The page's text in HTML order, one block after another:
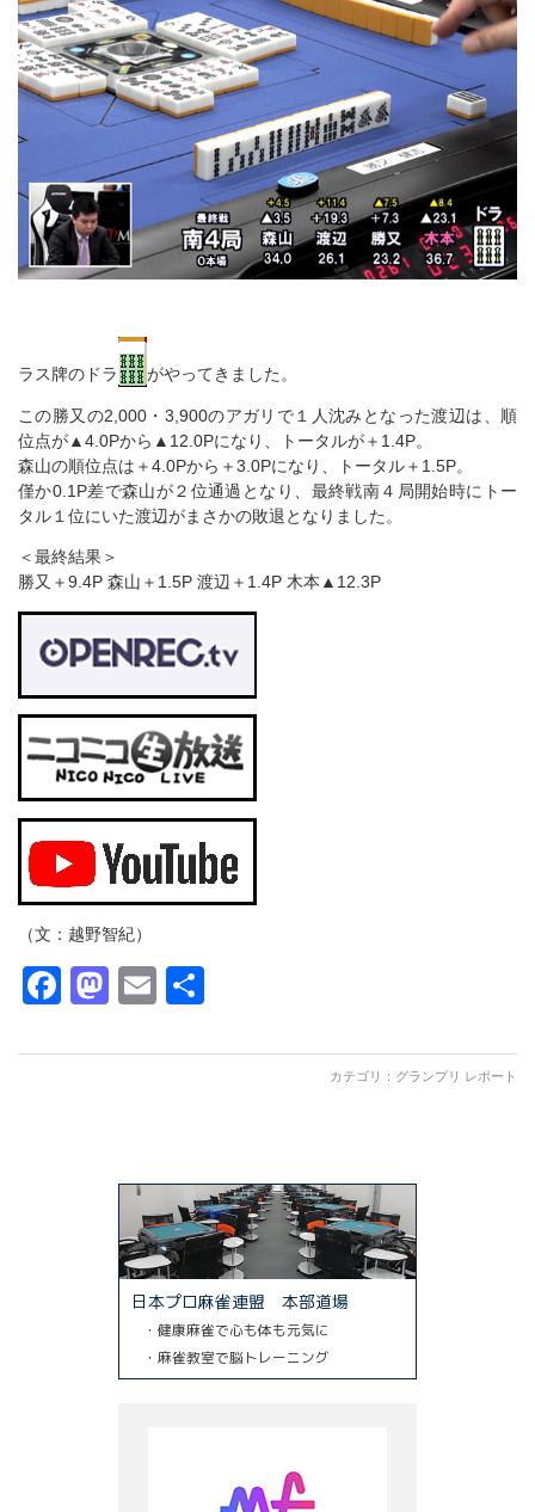
ラス牌のドラ がやってきました。
この勝又の2,000・3,900のアガリで１人沈みとなった渡辺は、順
位点が▲4.0Pから▲12.0Pになり、トータルが＋1.4P。
森山の順位点は＋4.0Pから＋3.0Pになり、トータル＋1.5P。
僅か0.1P差で森山が２位通過となり、最終戦南４局開始時にトー
タル１位にいた渡辺がまさかの敗退となりました。
＜最終結果＞
勝又＋9.4P 森山＋1.5P 渡辺＋1.4P 木本▲12.3P
（文：越野智紀）
Facebook
Mastodon
Email
カテゴリ： グランプリ レポート
日本プロ麻雀連盟 本部道場
・健康麻雀で心も体も元気に
・麻雀教室で脳トレーニング